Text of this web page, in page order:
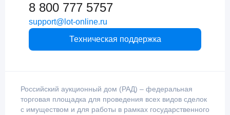
8 800 777 5757
support@lot-online.ru
Техническая поддержка
Российский аукционный дом (РАД) – федеральная
торговая площадка для проведения всех видов сделок
с имуществом и для работы в рамках государственного